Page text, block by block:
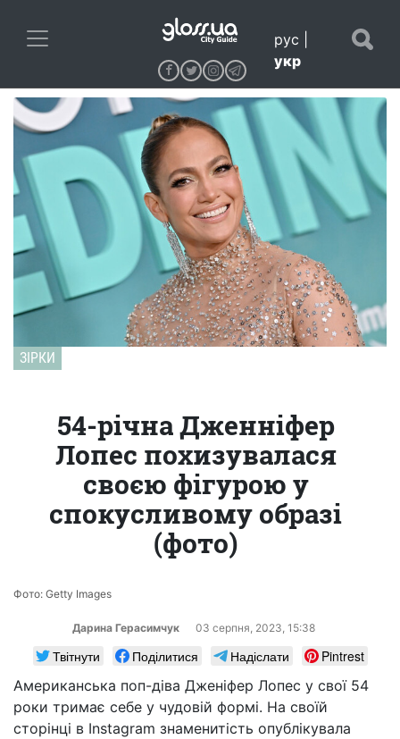
рус
укр
ЗІРКИ
54-річна Дженніфер
Лопес похизувалася
своєю фігурою у
спокусливому образі
(фото)
Фото: Getty Images
Дарина Герасимчук 03 серпня, 2023, 15:38
Твітнути Поділитися Надіслати
Pintrest
Американська поп-діва Дженіфер Лопес у свої 54
роки тримає себе у чудовій формі. На своїй
сторінці в Instagram знаменитість опублікувала